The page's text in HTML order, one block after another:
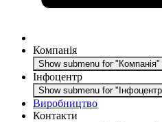
Компанія
Show submenu for "Компанія"
Інфоцентр
Show submenu for
Виробництво
Контакти